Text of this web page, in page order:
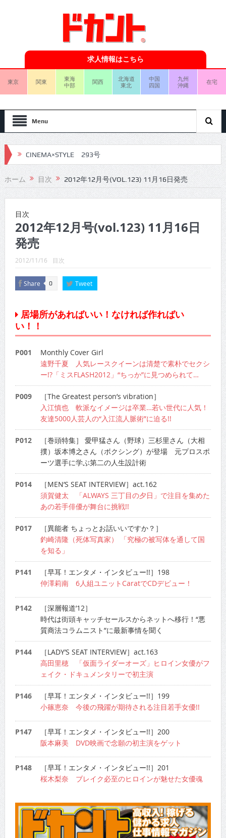
求人情報はこちら
東京 関東
東海
中部
関西
北海道
東北
中国
四国
九州
沖縄
在宅
Menu
CINEMA×STYLE 293号
CINEMA×STYLE 292号
CINEMA×STYLE 291号
CINEMA×STYLE 290号
CINEMA×STYLE 289号
CINEMA×STYLE 288号
CINEMA×STYLE 286号
CINEMA×STYLE 285号
CINEMA×STYLE 294号
ホーム 目次 2012年12月号(VOL.123) 11月16日発売
目次
2012年12月号(vol.123) 11月16日
発売
2012/11/16 目次
Share 0 Tweet
居場所があればいい！なければ作ればい
い！！
P001
Monthly Cover Girl
遠野千夏 人気レースクイーンは清楚で素朴でセクシ
ー!?「ミスFLASH2012」“ちっか”に見つめられて…
P009
［The Greatest person’s vibration］
入江慎也 軟派なイメージは卒業…若い世代に人気！
友達5000人芸人の“入江流人脈術”に迫る!!
P012
［巻頭特集］ 愛甲猛さん（野球）三杉里さん（大相
撲）坂本博之さん（ボクシング）が登場 元プロスポ
ーツ選手に学ぶ第二の人生設計術
P014
［MEN’S SEAT INTERVIEW］act.162
須賀健太 「ALWAYS 三丁目の夕日」で注目を集めた
あの若手俳優が舞台に挑戦!!
P017
［異能者 ちょっとお話いいですか？］
釣崎清隆（死体写真家） 「究極の被写体を通して国
を知る」
P141
［早耳！エンタメ・インタビュー!!］198
仲澤莉南 6人組ユニットCaratでCDデビュー！
P142
［深層報道’12］
時代は街頭キャッチセールスからネットへ移行！“悪
質商法コラムニスト”に最新事情を聞く
P144
［LADY’S SEAT INTERVIEW］act.163
高田里穂 「仮面ライダーオーズ」ヒロイン女優がフ
ェイク・ドキュメンタリーで初主演
P146
［早耳！エンタメ・インタビュー!!］199
小篠恵奈 今後の飛躍が期待される注目若手女優!!
P147
［早耳！エンタメ・インタビュー!!］200
阪本麻美 DVD映画で念願の初主演をゲット
P148
［早耳！エンタメ・インタビュー!!］201
桜木梨奈 ブレイク必至のヒロインが魅せた女優魂